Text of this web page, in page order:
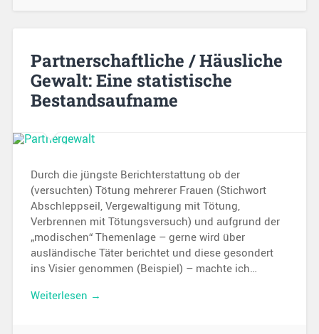
Partnerschaftliche / Häusliche
Gewalt: Eine statistische
Bestandsaufname
Durch die jüngste Berichterstattung ob der
(versuchten) Tötung mehrerer Frauen (Stichwort
Abschleppseil, Vergewaltigung mit Tötung,
Verbrennen mit Tötungsversuch) und aufgrund der
„modischen“ Themenlage – gerne wird über
ausländische Täter berichtet und diese gesondert
ins Visier genommen (Beispiel) – machte ich…
Weiterlesen →